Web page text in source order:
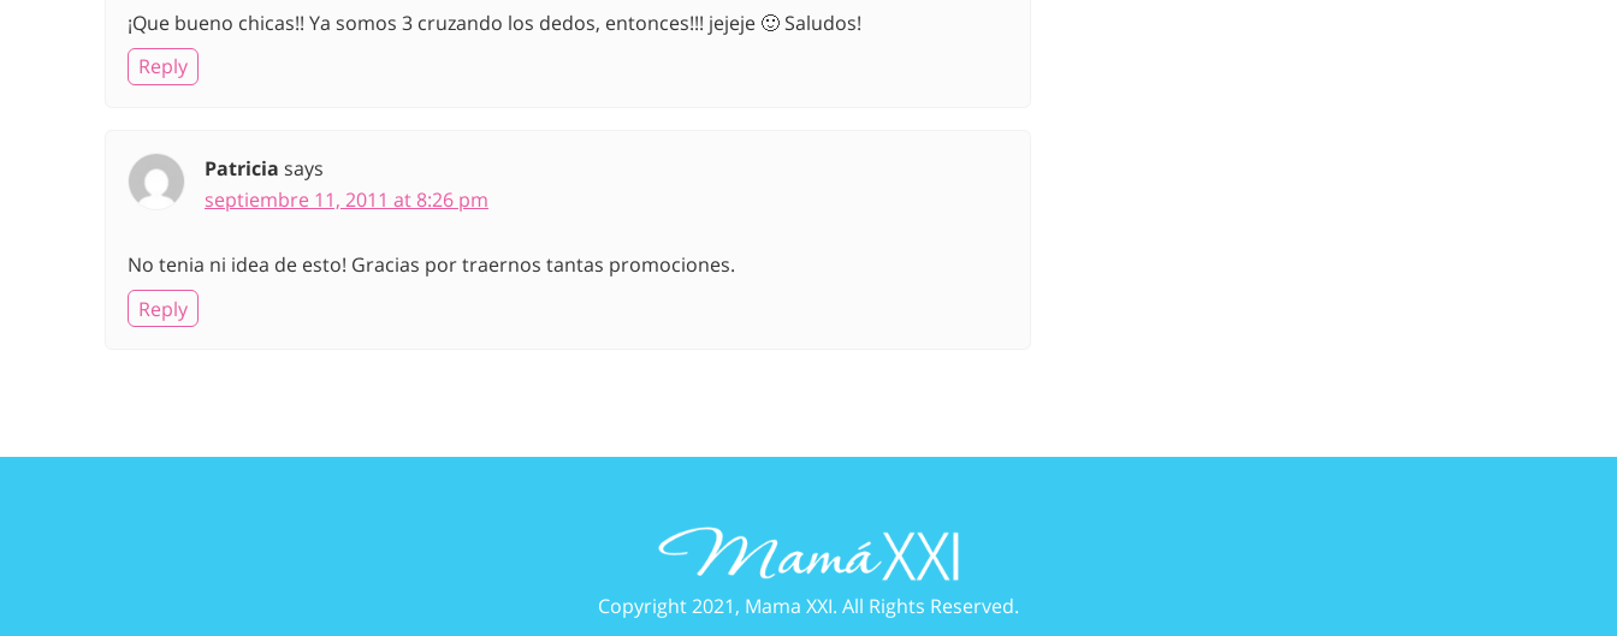
¡Que bueno chicas!! Ya somos 3 cruzando los dedos, entonces!!! jejeje 🙂 Saludos!
Reply
Patricia says
septiembre 11, 2011 at 8:26 pm
No tenia ni idea de esto! Gracias por traernos tantas promociones.
Reply
Copyright 2021, Mama XXI. All Rights Reserved.